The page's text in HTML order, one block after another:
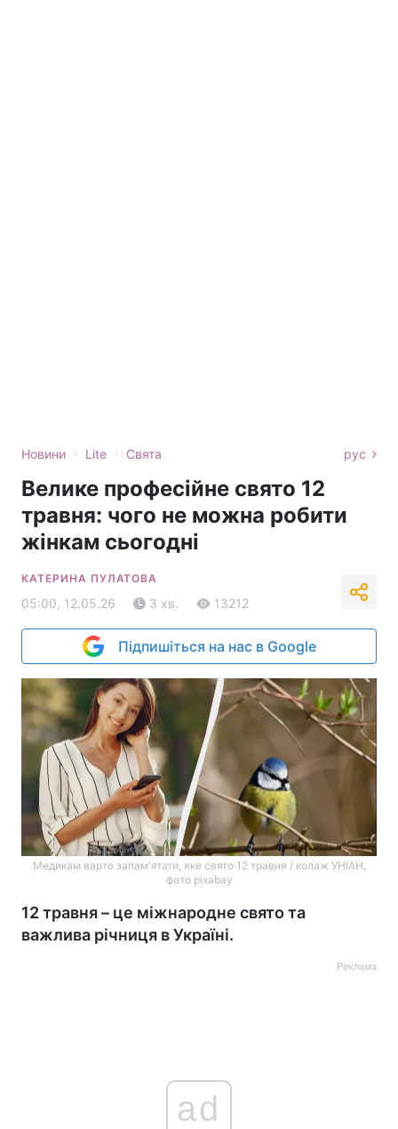
Новини › Lite › Свята рус
Велике професійне свято 12
травня: чого не можна робити
жінкам сьогодні
КАТЕРИНА ПУЛАТОВА
05:00, 12.05.26 3 хв. 13212
Підпишіться на нас в Google
Медикам варто запам'ятати, яке свято 12 травня / колаж УНІАН,
фото pixabay
12 травня – це міжнародне свято та
важлива річниця в Україні.
Реклама
ad